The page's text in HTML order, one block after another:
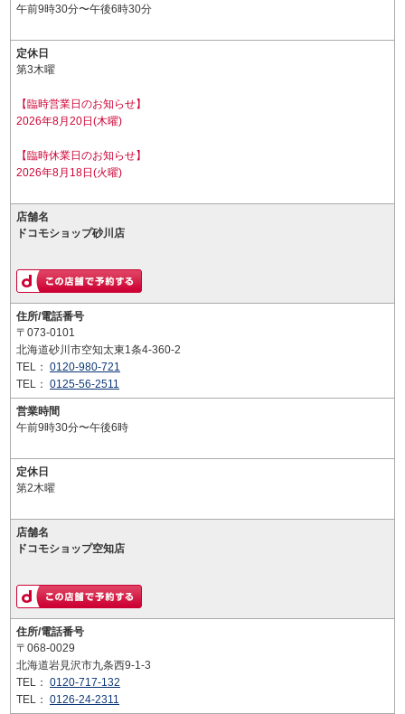
午前9時30分〜午後6時30分
定休日
第3木曜
【臨時営業日のお知らせ】
2026年8月20日(木曜)
【臨時休業日のお知らせ】
2026年8月18日(火曜)
店舗名
ドコモショップ砂川店
住所/電話番号
〒073-0101
北海道砂川市空知太東1条4-360-2
TEL： 0120-980-721
TEL： 0125-56-2511
営業時間
午前9時30分〜午後6時
定休日
第2木曜
店舗名
ドコモショップ空知店
住所/電話番号
〒068-0029
北海道岩見沢市九条西9-1-3
TEL： 0120-717-132
TEL： 0126-24-2311